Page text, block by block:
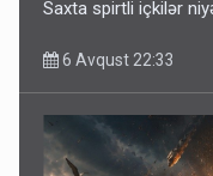
Saxta spirtli içkilər
6 Avqust 22:33